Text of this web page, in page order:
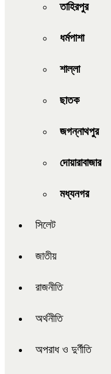
তাহিরপুর
ধর্মপাশা
শাল্লা
ছাতক
জগন্নাথপুর
দোয়ারাবাজার
মধ্যনগর
সিলেট
জাতীয়
রাজনীতি
অর্থনীতি
অপরাধ ও দুর্ণীতি